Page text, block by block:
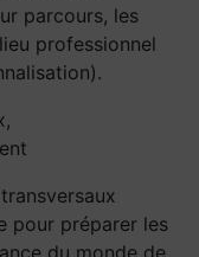
parcours, les
professionnel
pour préparer les
du monde de